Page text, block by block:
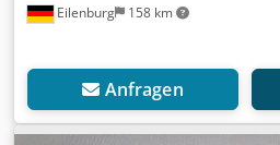
Eilenburg 158 km
Anfragen